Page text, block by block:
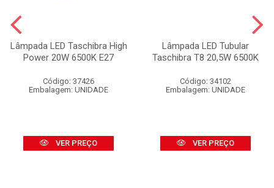
Lâmpada LED Taschibra High
Power 20W 6500K E27
Código: 37426
Embalagem: UNIDADE
VER PREÇO
Lâmpada LED Tubular
Taschibra T8 20,5W 6500K
Código: 34102
Embalagem: UNIDADE
VER PREÇO